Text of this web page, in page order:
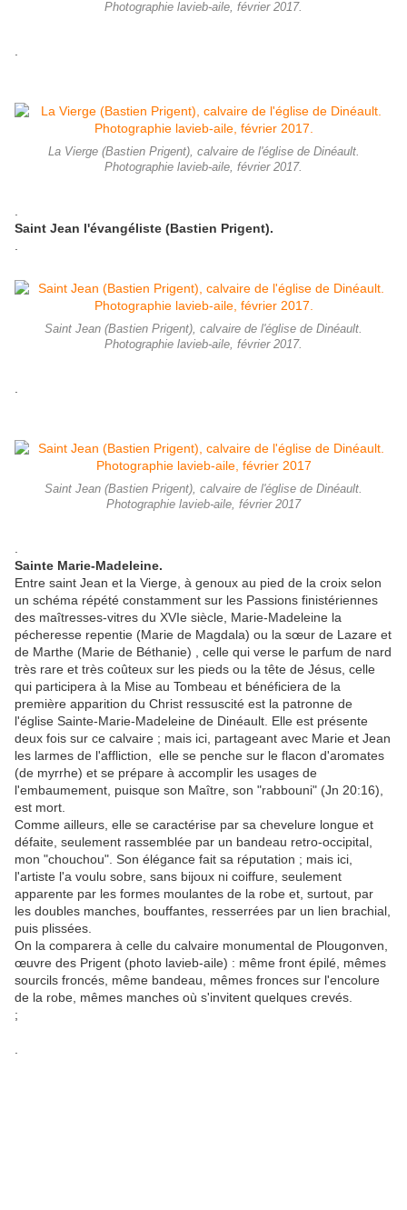
Photographie lavieb-aile, février 2017.
La Vierge (Bastien Prigent), calvaire de l'église de Dinéault.
Photographie lavieb-aile, février 2017.
Saint Jean l'évangéliste (Bastien Prigent).
Saint Jean (Bastien Prigent), calvaire de l'église de Dinéault.
Photographie lavieb-aile, février 2017.
Saint Jean (Bastien Prigent), calvaire de l'église de Dinéault.
Photographie lavieb-aile, février 2017
Sainte Marie-Madeleine.
Entre saint Jean et la Vierge, à genoux au pied de la croix selon
un schéma répété constamment sur les Passions finistériennes
des maîtresses-vitres du XVIe siècle, Marie-Madeleine la
pécheresse repentie (Marie de Magdala) ou la sœur de Lazare et
de Marthe (Marie de Béthanie) , celle qui verse le parfum de nard
très rare et très coûteux sur les pieds ou la tête de Jésus, celle
qui participera à la Mise au Tombeau et bénéficiera de la
première apparition du Christ ressuscité est la patronne de
l'église Sainte-Marie-Madeleine de Dinéault. Elle est présente
deux fois sur ce calvaire ; mais ici, partageant avec Marie et Jean
les larmes de l'affliction, elle se penche sur le flacon d'aromates
(de myrrhe) et se prépare à accomplir les usages de
l'embaumement, puisque son Maître, son "rabbouni" (Jn 20:16),
est mort.
Comme ailleurs, elle se caractérise par sa chevelure longue et
défaite, seulement rassemblée par un bandeau retro-occipital,
mon "chouchou". Son élégance fait sa réputation ; mais ici,
l'artiste l'a voulu sobre, sans bijoux ni coiffure, seulement
apparente par les formes moulantes de la robe et, surtout, par
les doubles manches, bouffantes, resserrées par un lien brachial,
puis plissées.
On la comparera à celle du calvaire monumental de Plougonven,
œuvre des Prigent (photo lavieb-aile) : même front épilé, mêmes
sourcils froncés, même bandeau, mêmes fronces sur l'encolure
de la robe, mêmes manches où s'invitent quelques crevés.
;